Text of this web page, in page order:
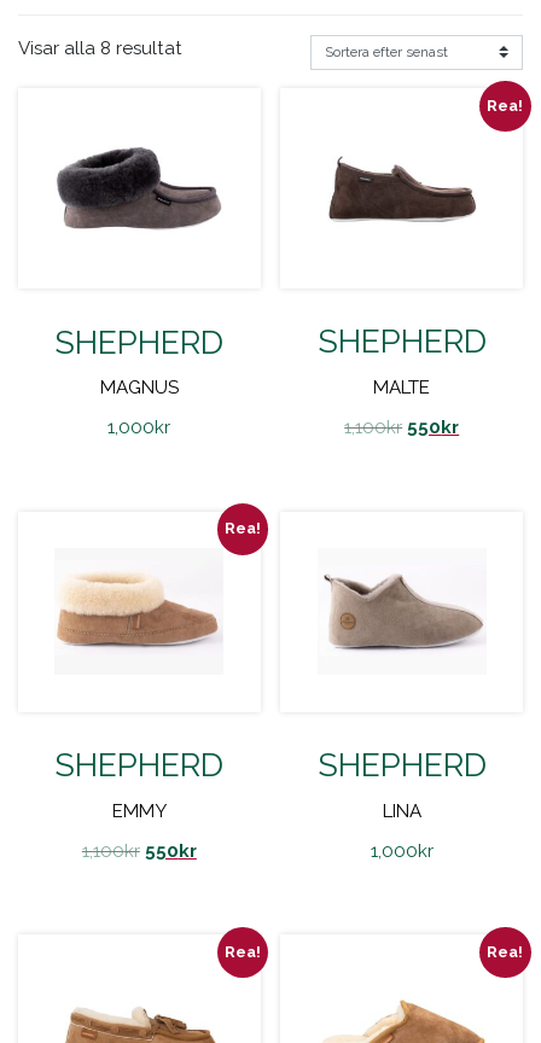
Visar alla 8 resultat
SHEPHERD
MAGNUS
1,000kr
Rea!
SHEPHERD
MALTE
1,100kr 550kr
Rea!
SHEPHERD
EMMY
1,100kr 550kr
SHEPHERD
LINA
1,000kr
Rea! Rea!